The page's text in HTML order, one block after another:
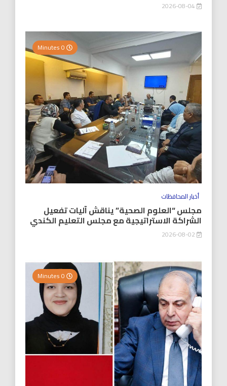
أخبار المحافظات
مجلس “العلوم الصحية” يناقش آليات تفعيل
الشراكة الاستراتيجية مع مجلس التعليم الكندي